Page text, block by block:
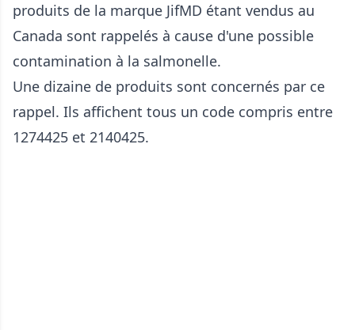
produits de la marque JifMD étant vendus au
Canada sont rappelés à cause d'une possible
contamination à la salmonelle.
Une dizaine de produits sont concernés par ce
rappel. Ils affichent tous un code compris entre
1274425 et 2140425.